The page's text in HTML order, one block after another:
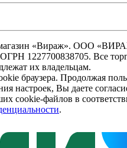
магазин «Вираж». ООО
1227700838705. Все
их владельцам.
браузера. Продолжая
настроек, Вы даете
cookie-файлов в
.